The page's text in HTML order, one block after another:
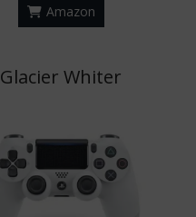
Amazon
Glacier Whiter